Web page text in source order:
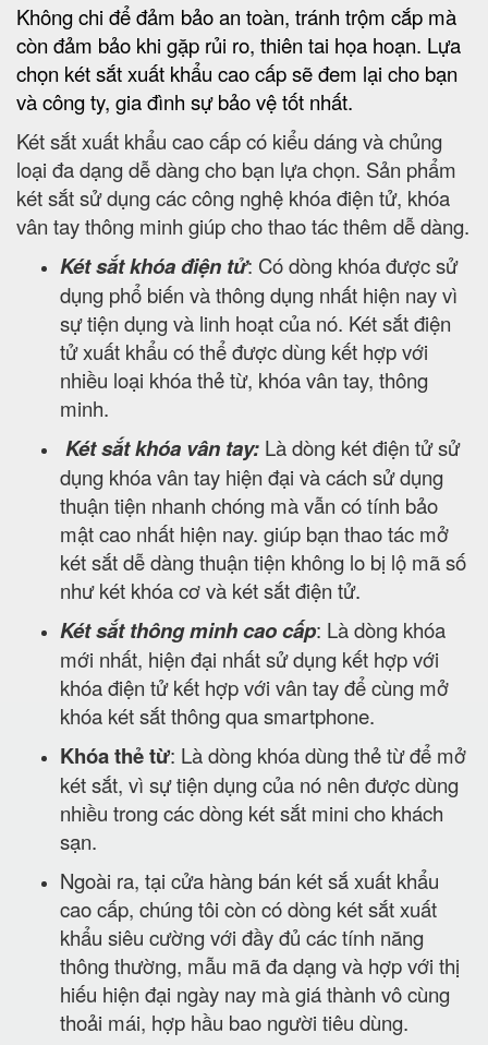
Không chi để đảm bảo an toàn, tránh trộm cắp mà
còn đảm bảo khi gặp rủi ro, thiên tai họa hoạn. Lựa
chọn két sắt xuất khẩu cao cấp sẽ đem lại cho bạn
và công ty, gia đình sự bảo vệ tốt nhất.
Két sắt xuất khẩu cao cấp có kiểu dáng và chủng
loại đa dạng dễ dàng cho bạn lựa chọn. Sản phẩm
két sắt sử dụng các công nghệ khóa điện tử, khóa
vân tay thông minh giúp cho thao tác thêm dễ dàng.
Két sắt khóa điện tử: Có dòng khóa được sử
dụng phổ biến và thông dụng nhất hiện nay vì
sự tiện dụng và linh hoạt của nó. Két sắt điện
tử xuất khẩu có thể được dùng kết hợp với
nhiều loại khóa thẻ từ, khóa vân tay, thông
minh.
Két sắt khóa vân tay: Là dòng két điện tử sử
dụng khóa vân tay hiện đại và cách sử dụng
thuận tiện nhanh chóng mà vẫn có tính bảo
mật cao nhất hiện nay. giúp bạn thao tác mở
két sắt dễ dàng thuận tiện không lo bị lộ mã số
như két khóa cơ và két sắt điện tử.
Két sắt thông minh cao cấp: Là dòng khóa
mới nhất, hiện đại nhất sử dụng kết hợp với
khóa điện tử kết hợp với vân tay để cùng mở
khóa két sắt thông qua smartphone.
Khóa thẻ từ: Là dòng khóa dùng thẻ từ để mở
két sắt, vì sự tiện dụng của nó nên được dùng
nhiều trong các dòng két sắt mini cho khách
sạn.
Ngoài ra, tại cửa hàng bán két sắ xuất khẩu
cao cấp, chúng tôi còn có dòng két sắt xuất
khẩu siêu cường với đầy đủ các tính năng
thông thường, mẫu mã đa dạng và hợp với thị
hiếu hiện đại ngày nay mà giá thành vô cùng
thoải mái, hợp hầu bao người tiêu dùng.